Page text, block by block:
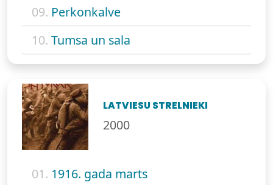
09. Perkonkalve
10. Tumsa un sala
LATVIESU STRELNIEKI
2000
01. 1916. gada marts